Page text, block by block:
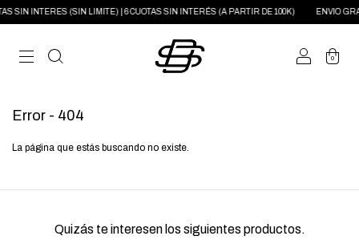
SIN INTERES (SIN LIMITE) | 6 CUOTAS SIN INTERÉS (A PARTIR DE 100K) ENVIO
0
Error - 404
La página que estás buscando no existe.
Quizás te interesen los siguientes productos.